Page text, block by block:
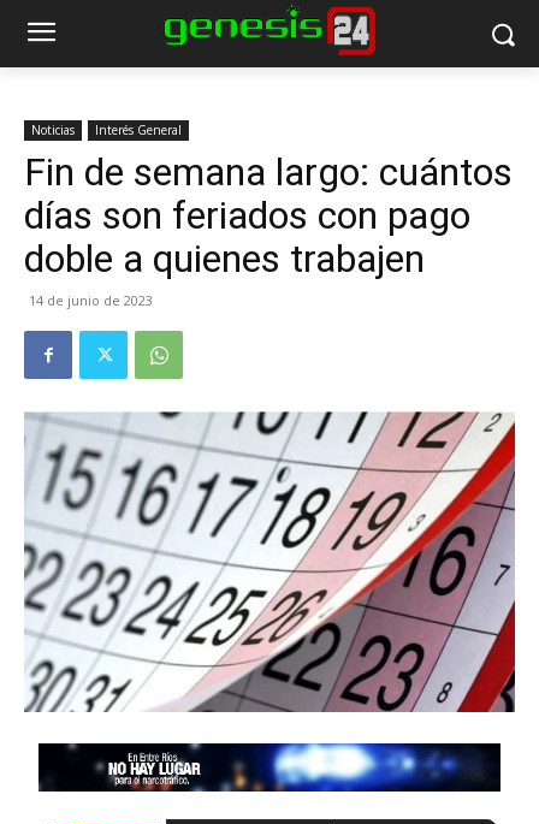
Noticias Interés General
Fin de semana largo: cuántos
días son feriados con pago
doble a quienes trabajen
14 de junio de 2023